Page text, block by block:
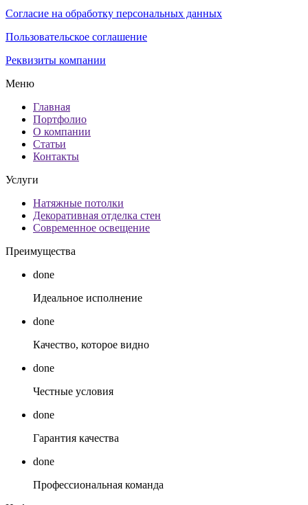
Согласие на обработку персональных данных
Пользовательское соглашение
Реквизиты компании
Меню
Главная
Портфолио
О компании
Статьи
Контакты
Услуги
Натяжные потолки
Декоративная отделка стен
Современное освещение
Преимущества
done
Идеальное исполнение
done
Качество, которое видно
done
Честные условия
done
Гарантия качества
done
Профессиональная команда